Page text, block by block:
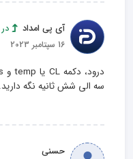
آی پی امداد
16 سپتامبر 2023
سه الی شش ثانیه نگه دارید.
حسنی